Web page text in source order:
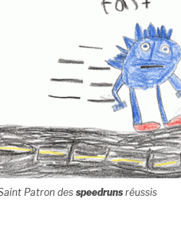
Patron desspeedruns réussis